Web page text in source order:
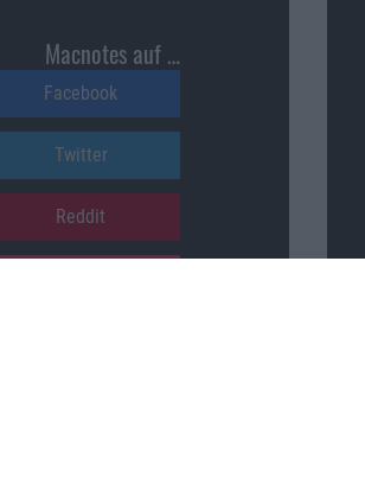
Macnotes auf …
Facebook
Twitter
Reddit